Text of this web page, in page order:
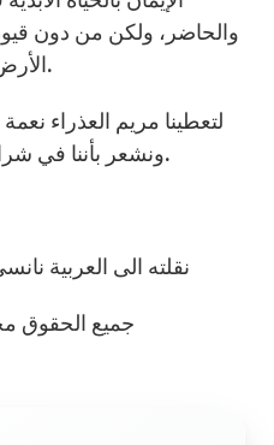
والحاضر، ولكن من دون
الأرض لأن قلبه موجود في السماء.
لتعطينا مريم العذراء نعمة
ونشعر بأننا في شراكة حقيقية مع أمواتنا الأعزاء.
نقلته الى العربية
جميع الحقوق